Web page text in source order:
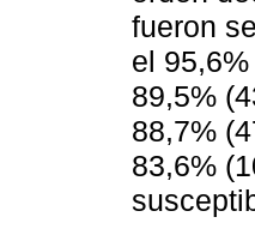
fueron
el
89,5%
88,7%
83,6%